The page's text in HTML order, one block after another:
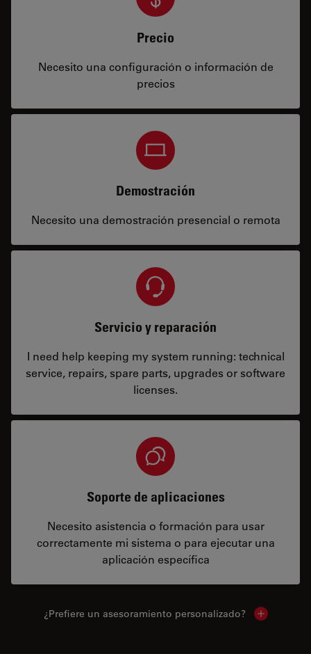
Precio
Necesito una configuración o información de
precios
Demostración
Necesito una demostración presencial o remota
Servicio y reparación
I need help keeping my system running: technical
service, repairs, spare parts, upgrades or software
licenses.
Soporte de aplicaciones
Necesito asistencia o formación para usar
correctamente mi sistema o para ejecutar una
aplicación específica
¿Prefiere un asesoramiento personalizado? Show local